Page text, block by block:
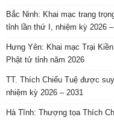
Bắc Ninh: Khai mạc trang
tỉnh lần thứ I, nhiệm kỳ 2026
Hưng Yên: Khai mạc Trại
Phật tử tỉnh năm 2026
TT. Thích Chiếu Tuệ được
nhiệm kỳ 2026 – 2031
Hà Tĩnh: Thượng tọa Thích